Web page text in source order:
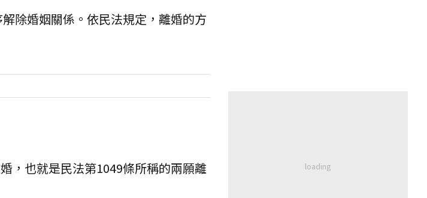
除婚姻關係。依民法規定，離婚的方
，也就是民法第1049條所稱的兩願離